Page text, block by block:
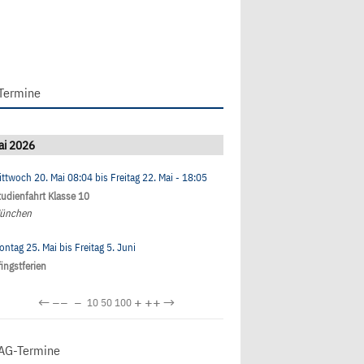
2026
20. Mai 08:04 bis Freitag 22. Mai - 18:05
Klasse 10
25. Mai bis Freitag 5. Juni
←−− − 10 50100 + ++→
Termine